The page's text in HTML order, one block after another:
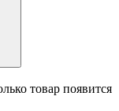
товар появится